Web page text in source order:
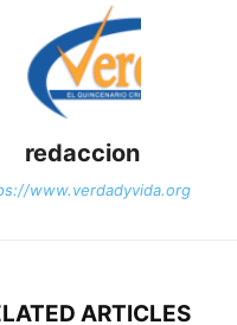
redaccion
www.verdadyvida.org
ARTICLES